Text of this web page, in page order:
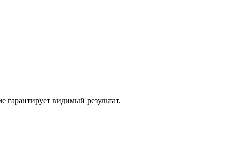
видимый результат.